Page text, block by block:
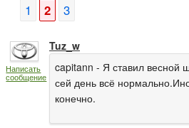
1 2 3
Написать
сообщение
Tuz_w
capitann - Я ставил весной
сей день всё
конечно.